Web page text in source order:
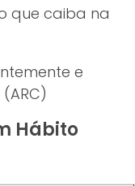
que caiba na
e
Hábito